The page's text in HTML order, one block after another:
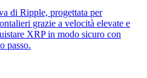
di Ripple, progettata per
grazie a velocità elevate e
XRP in modo sicuro con
passo.